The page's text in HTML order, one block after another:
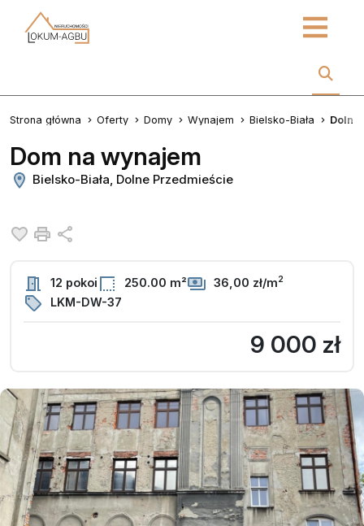
Strona główna Oferty Domy Wynajem Bielsko-Biała Dolne
Dom na wynajem
Bielsko-Biała, Dolne Przedmieście
Dodaj do ulubionych
Drukuj
12 pokoi 250.00 m² 36,00 zł/m2
LKM-DW-37
9 000 zł